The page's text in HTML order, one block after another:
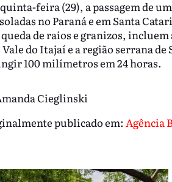
feira (29), a passagem de
no Paraná e em Santa
de raios e granizos,
do Itajaí e a região serrana
100 milímetros em 24 horas.
Cieglinski
publicado em: Agência